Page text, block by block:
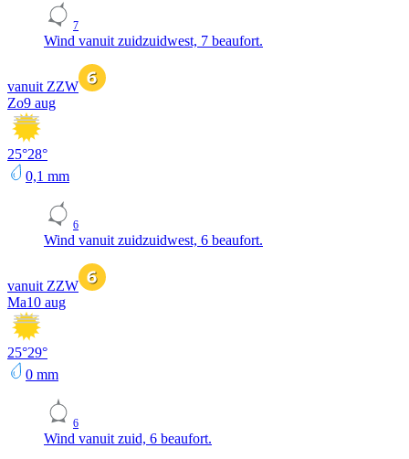
7
Wind vanuit zuidzuidwest, 7 beaufort.
vanuit ZZW
Zo9 aug
25°28°
0,1 mm
6
Wind vanuit zuidzuidwest, 6 beaufort.
vanuit ZZW
Ma10 aug
25°29°
0 mm
6
Wind vanuit zuid, 6 beaufort.